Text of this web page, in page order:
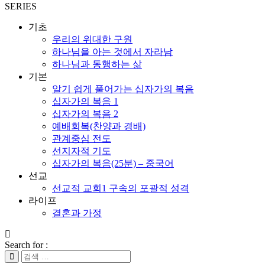
SERIES
기초
우리의 위대한 구원
하나님을 아는 것에서 자라남
하나님과 동행하는 삶
기본
알기 쉽게 풀어가는 십자가의 복음
십자가의 복음 1
십자가의 복음 2
예배회복(찬양과 경배)
관계중심 전도
선지자적 기도
십자가의 복음(25분) – 중국어
선교
선교적 교회1 구속의 포괄적 성격
라이프
결혼과 가정
Search for :